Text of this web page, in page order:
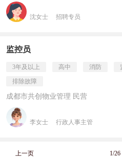
沈女士 招聘专员
监控员
3年及以上 高中 消防
排除故障
成都市共创物业管理 民营
李女士 行政人事主管
上一页 1/26